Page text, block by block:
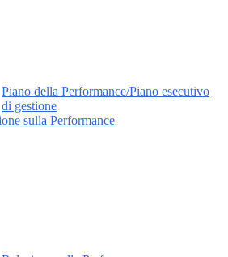
Piano della Performance/Piano esecutivo
di gestione
sulla Performance